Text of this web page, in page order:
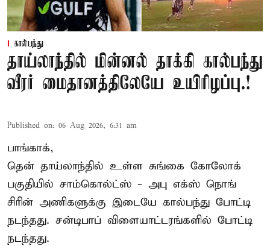
கால்பந்து
தாய்லாந்தில் மின்னல் தாக்கி கால்பந்து
வீரர் மைதானத்திலேயே உயிரிழப்பு.!
Published on: 06 Aug 2026, 6:31 am
பாங்காக்,
தென் தாய்லாந்தில் உள்ள சுங்கை கோலோக்
பகுதியில் சாம்கொல்ட்ஸ் - அபு எக்ஸ் நொங்
சிரின் அணிகளுக்கு இடையே கால்பந்து போட்டி
நடந்தது. சன்டிபாப் விளையாட்டரங்களில் போட்டி
நடந்தது.